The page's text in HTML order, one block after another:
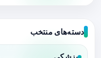
دسته‌های منتخب